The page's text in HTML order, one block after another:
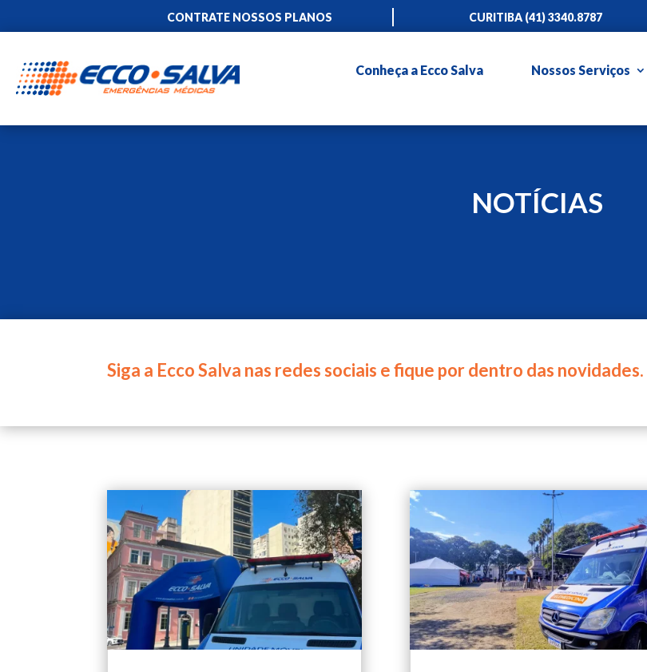
CONTRATE NOSSOS PLANOS CURITIBA (41) 3340.8787
CONTRATE NOSSOS PLANOS
Conheça a Ecco Salva Nossos Serviços
NOTÍCIAS
Siga a Ecco Salva nas redes sociais e fique por dentro das novidades.